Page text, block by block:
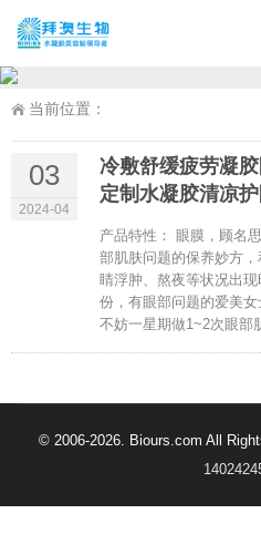
当前位置：
03
2024-04
冷敷舒缓疲劳凝
定制水凝胶清凉
产品特性： 眼膜，顾名
部肌肤问题的保养妙方，
睛浮肿、熬夜等状况出
份，有眼部问题的爱美
不妨一星期做1~2次眼部
© 2006-2026. Biours.com All